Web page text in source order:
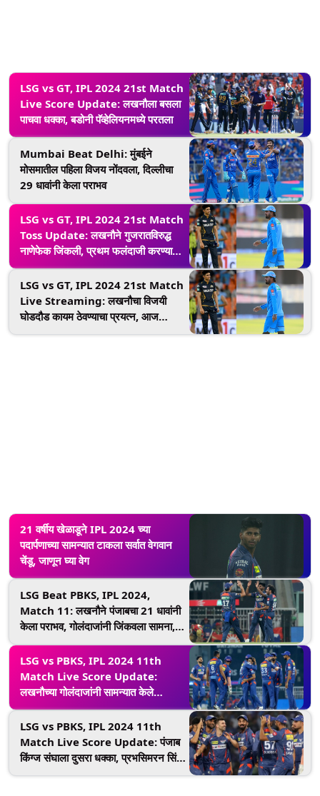
LSG vs GT, IPL 2024 21st Match
Live Score Update: लखनौला बसला
पाचवा धक्का, बडोनी पॅव्हेलियनमध्ये परतला
Mumbai Beat Delhi: मुंबईने
मोसमातील पहिला विजय नोंदवला, दिल्लीचा
29 धावांनी केला पराभव
LSG vs GT, IPL 2024 21st Match
Toss Update: लखनौने गुजरातविरुद्ध
नाणेफेक जिंकली, प्रथम फलंदाजी करण्याचा
घेतला निर्णय
LSG vs GT, IPL 2024 21st Match
Live Streaming: लखनौचा विजयी
घोडदौड कायम ठेवण्याचा प्रयत्न, आज
21 वर्षीय खेळाडूने IPL 2024 च्या
पदार्पणाच्या सामन्यात टाकला सर्वात वेगवान
चेंडू, जाणून घ्या वेग
LSG Beat PBKS, IPL 2024,
Match 11: लखनौने पंजाबचा 21 धावांनी
केला पराभव, गोलंदाजांनी जिंकवला सामना,
धवन-बेअरस्टोची भागीदारी वाया
LSG vs PBKS, IPL 2024 11th
Match Live Score Update:
लखनौच्या गोलंदाजांनी सामन्यात केले
पुनरागमन, धवनपाठोपाठ करणही बाद झाला
LSG vs PBKS, IPL 2024 11th
Match Live Score Update: पंजाब
किंग्ज संघाला दुसरा धक्का, प्रभसिमरन सिंग